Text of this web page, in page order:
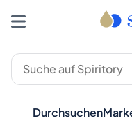
Durchsuchen